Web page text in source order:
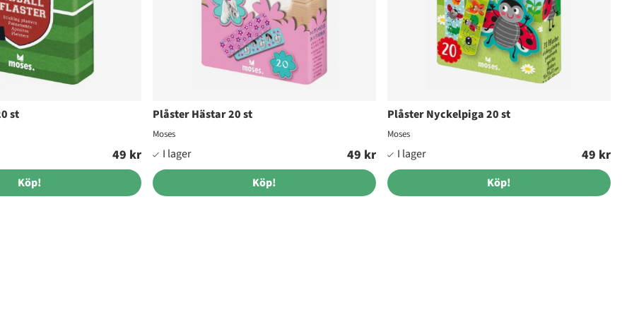
st
49 kr
Köp!
Plåster Hästar 20 st
Moses
49 kr
Köp!
Plåster Nyckelpiga 20 st
Moses
49 kr
Köp!